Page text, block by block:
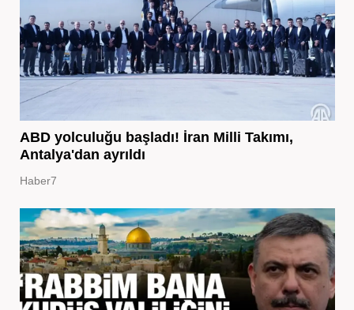
ABD yolculuğu başladı! İran Milli Takımı,
Antalya'dan ayrıldı
Haber7